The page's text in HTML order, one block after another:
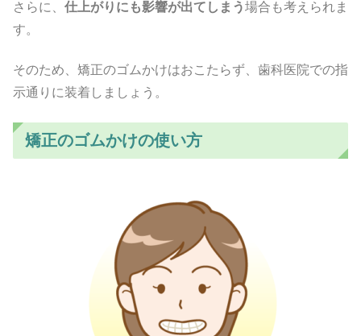
さらに、 仕上がりにも影響が出てしまう場合も考えられま
す。
そのため、矯正のゴムかけはおこたらず、歯科医院での指
示通りに装着しましょう。
矯正のゴムかけの使い方